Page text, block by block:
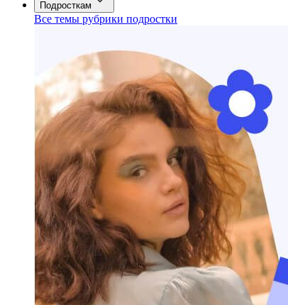
Подросткам
Все темы рубрики подростки